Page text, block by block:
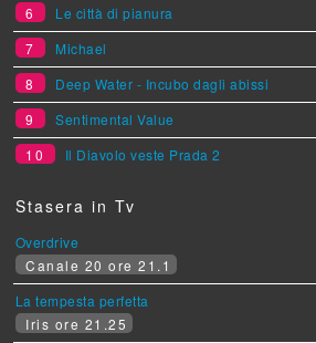
6
Le città di pianura
7
Michael
8
Deep Water - Incubo dagli abissi
9
Sentimental Value
10
Il Diavolo veste Prada 2
Stasera in Tv
Overdrive
Canale 20 ore 21.1
La tempesta perfetta
Iris ore 21.25